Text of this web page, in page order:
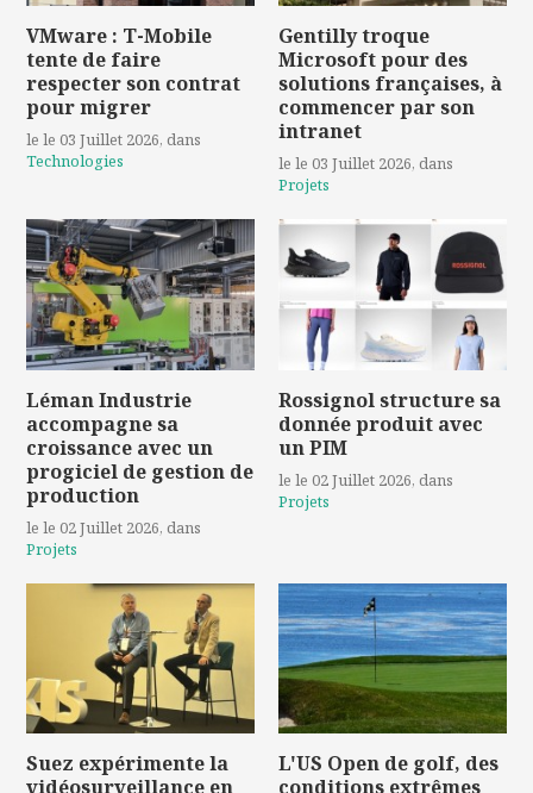
VMware : T-Mobile
tente de faire
respecter son contrat
pour migrer
le le 03 Juillet 2026, dans
Technologies
Gentilly troque
Microsoft pour des
solutions françaises, à
commencer par son
intranet
le le 03 Juillet 2026, dans
Projets
Léman Industrie
accompagne sa
croissance avec un
progiciel de gestion de
production
le le 02 Juillet 2026, dans
Projets
Rossignol structure sa
donnée produit avec
un PIM
le le 02 Juillet 2026, dans
Projets
Suez expérimente la
vidéosurveillance en
L'US Open de golf, des
conditions extrêmes